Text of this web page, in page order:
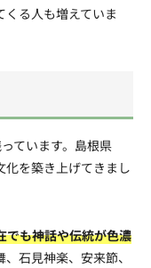
くる人も増えていま
ています。島根県
化を築き上げてきまし
でも神話や伝統が色濃
石見神楽、安来節、